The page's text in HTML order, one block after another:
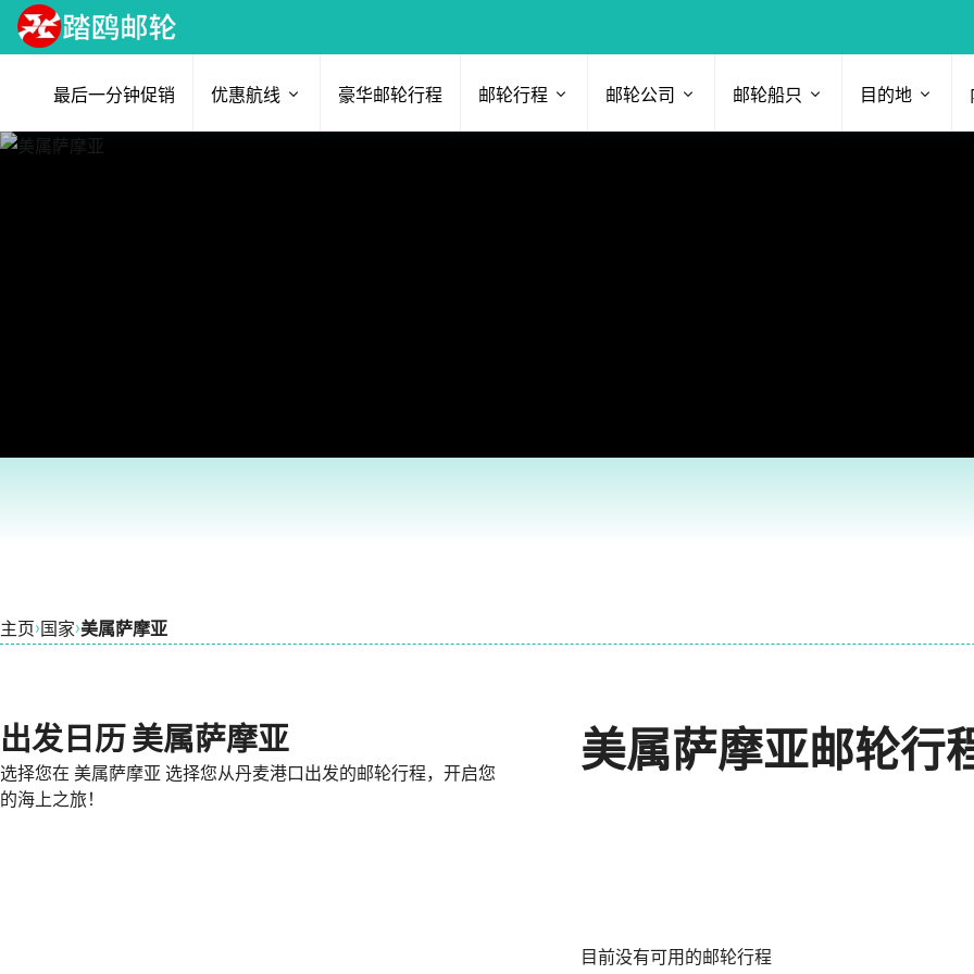
最后一分钟促销 优惠航线 豪华邮轮行程 邮轮行程 邮轮公司 邮轮船只 目的地
主页›国家›美属萨摩亚
美属萨摩亚邮轮行
目前没有可用的邮轮行程
出发日历 美属萨摩亚
选择您在 美属萨摩亚 选择您从丹麦港口出发的邮轮行程，开启您
的海上之旅！